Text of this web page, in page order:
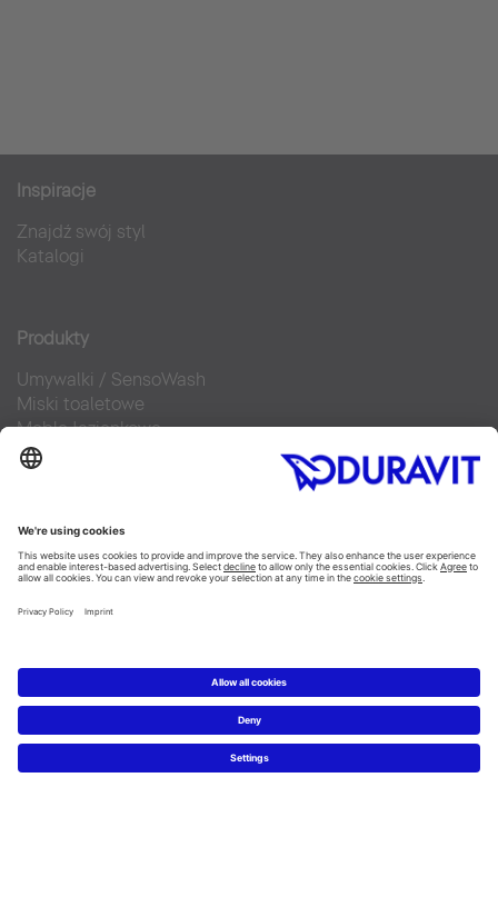
Inspiracje
Znajdź swój styl
Katalogi
Produkty
Umywalki / SensoWash
Miski toaletowe
Meble łazienkowe
Kategorie
Kreator łazienkowy
Wiedza o materiałach
5 kroków do łazienki marzeń
Nowości i artykuły prasowe
Zdjęcia prasowe
Firma Duravit
Kontakt
Najczęściej zadawane pytania